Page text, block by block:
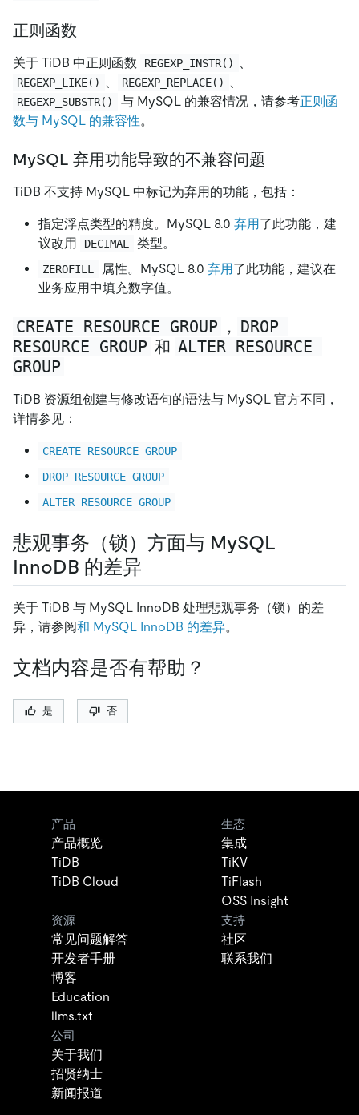
正则函数
关于 TiDB 中正则函数 REGEXP_INSTR() 、
REGEXP_LIKE() 、 REGEXP_REPLACE() 、
REGEXP_SUBSTR() 与 MySQL 的兼容情况，请参考正则函
数与 MySQL 的兼容性。
MySQL 弃用功能导致的不兼容问题
TiDB 不支持 MySQL 中标记为弃用的功能，包括：
指定浮点类型的精度。MySQL 8.0 弃用了此功能，建
议改用
DECIMAL 类型。
ZEROFILL 属性。MySQL 8.0 弃用了此功能，建议在
业务应用中填充数字值。
CREATE RESOURCE GROUP ， DROP
RESOURCE GROUP 和 ALTER RESOURCE
GROUP
TiDB 资源组创建与修改语句的语法与 MySQL 官方不同，
详情参见：
CREATE RESOURCE GROUP
DROP RESOURCE GROUP
ALTER RESOURCE GROUP
悲观事务（锁）方面与 MySQL
InnoDB 的差异
关于 TiDB 与 MySQL InnoDB 处理悲观事务（锁）的差
异，请参阅和 MySQL InnoDB 的差异。
文档内容是否有帮助？
是 否
产品
产品概览
TiDB
TiDB Cloud
生态
集成
TiKV
TiFlash
OSS Insight
资源
常见问题解答
开发者手册
博客
Education
llms.txt
支持
社区
联系我们
公司
关于我们
招贤纳士
新闻报道